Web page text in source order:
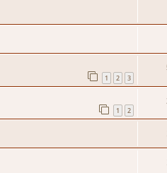
1 2 3
1 2